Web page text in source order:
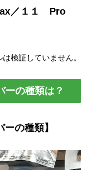
／１１ Pro
検証していません。
の種類は？
の種類】